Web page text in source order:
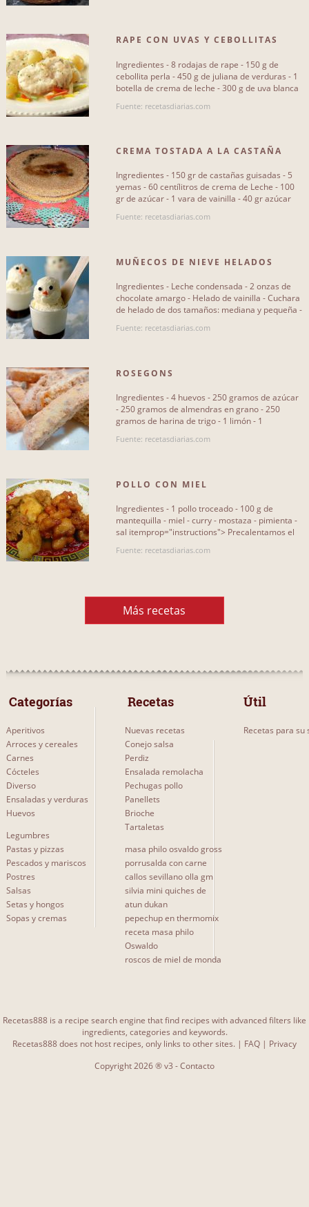
RAPE CON UVAS Y CEBOLLITAS
Ingredientes - 8 rodajas de rape - 150 g de
cebollita perla - 450 g de juliana de verduras - 1
botella de crema de leche - 300 g de uva blanca
Fuente: recetasdiarias.com
CREMA TOSTADA A LA CASTAÑA
Ingredientes - 150 gr de castañas guisadas - 5
yemas - 60 centílitros de crema de Leche - 100
gr de azúcar - 1 vara de vainilla - 40 gr azúcar
Fuente: recetasdiarias.com
MUÑECOS DE NIEVE HELADOS
Ingredientes - Leche condensada - 2 onzas de
chocolate amargo - Helado de vainilla - Cuchara
de helado de dos tamaños: mediana y pequeña -
Fuente: recetasdiarias.com
ROSEGONS
Ingredientes - 4 huevos - 250 gramos de azúcar
- 250 gramos de almendras en grano - 250
gramos de harina de trigo - 1 limón - 1
Fuente: recetasdiarias.com
POLLO CON MIEL
Ingredientes - 1 pollo troceado - 100 g de
mantequilla - miel - curry - mostaza - pimienta -
sal itemprop="instructions"> Precalentamos el
Fuente: recetasdiarias.com
Más recetas
Categorías
Aperitivos
Arroces y cereales
Carnes
Cócteles
Diverso
Ensaladas y verduras
Huevos
Legumbres
Pastas y pizzas
Pescados y mariscos
Postres
Salsas
Setas y hongos
Sopas y cremas
Recetas
Nuevas recetas
Conejo salsa
Perdiz
Ensalada remolacha
Pechugas pollo
Panellets
Brioche
Tartaletas
masa philo osvaldo gross
porrusalda con carne
callos sevillano olla gm
silvia mini quiches de
atun dukan
pepechup en thermomix
receta masa philo
Oswaldo
roscos de miel de monda
Útil
Recetas para su
Recetas888 is a recipe search engine that find recipes with advanced filters like
ingredients, categories and keywords.
Recetas888 does not host recipes, only links to other sites. | FAQ | Privacy
Copyright 2026 ® v3 -Contacto